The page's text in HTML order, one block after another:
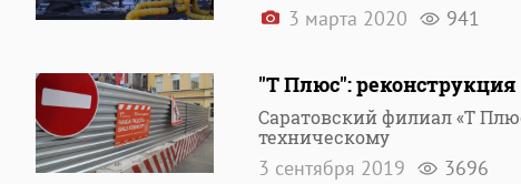
3 марта 2020 941
"Т Плюс": реконструкция
Саратовский филиал «Т
техническому
3 сентября 2019 3696